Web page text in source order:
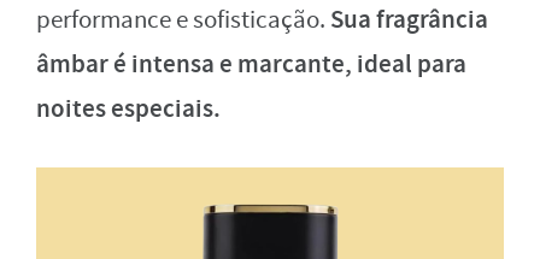
performance e sofisticação. Sua fragrância
âmbar é intensa e marcante, ideal para
noites especiais.